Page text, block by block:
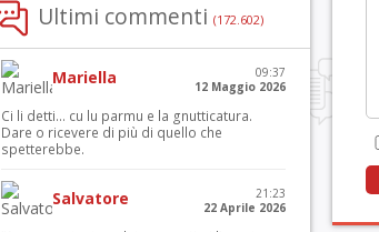
Ultimi commenti (172.602)
Mariella
09:37
12 Maggio 2026
Ci li detti… cu lu parmu e la gnutticatura.
Dare o ricevere di più di quello che
spetterebbe.
Salvatore
21:23
22 Aprile 2026